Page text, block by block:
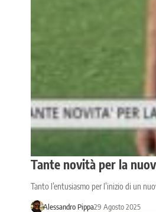
Tante novità per la
Tanto l’entusiasmo per l’inizio di un
Alessandro Pippa29 Agosto 2025